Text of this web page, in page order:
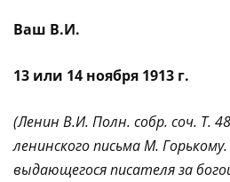
Ваш В.И.
13 или 14 ноября 1913 г.
(Ленин В.И. Полн. собр. соч. Т.
ленинского письма М.
выдающегося писателя за